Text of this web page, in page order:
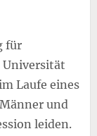
für
Universität
Laufe eines
und
leiden.